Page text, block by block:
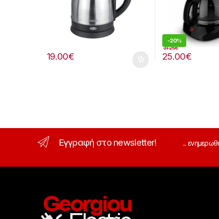
19.00€
-20%
25.00€
31.25€
Εγγραφή στο newsletter! ...